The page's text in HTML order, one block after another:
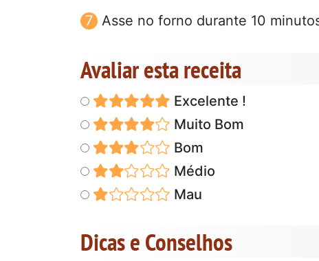
Asse no forno durante 10
Avaliar esta receita
Excelente !
Muito Bom
Bom
Médio
Mau
Dicas e Conselhos